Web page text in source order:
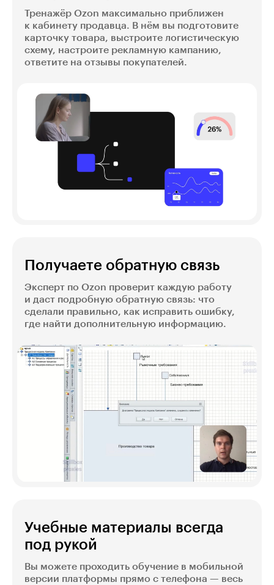
Тренажёр Ozon максимально приближен
к кабинету продавца. В нём вы подготовите
карточку товара, выстроите логистическую
схему, настроите рекламную кампанию,
ответите на отзывы покупателей.
Получаете обратную связь
Эксперт по Ozon проверит каждую работу
и даст подробную обратную связь: что
сделали правильно, как исправить ошибку,
где найти дополнительную информацию.
Учебные материалы всегда
под рукой
Вы можете проходить обучение в мобильной
версии платформы прямо с телефона — весь